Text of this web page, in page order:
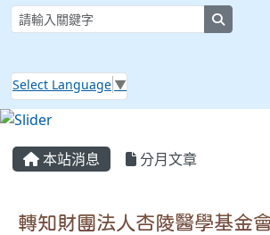
Select Language ▼
本站消息 分月文章
轉知財團法人杏陵醫學基金